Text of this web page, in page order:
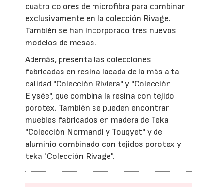
cuatro colores de microfibra para combinar
exclusivamente en la colección Rivage.
También se han incorporado tres nuevos
modelos de mesas.
Además, presenta las colecciones
fabricadas en resina lacada de la más alta
calidad "Colección Riviera" y "Colección
Elysèe", que combina la resina con tejido
porotex. También se pueden encontrar
muebles fabricados en madera de Teka
"Colección Normandi y Touqyet" y de
aluminio combinado con tejidos porotex y
teka "Colección Rivage".